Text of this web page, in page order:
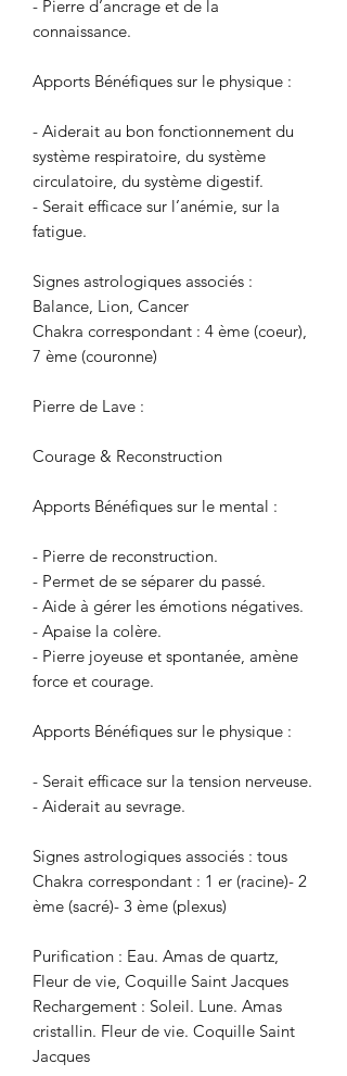
- Pierre d’ancrage et de la
connaissance.
Apports Bénéfiques sur le physique :
- Aiderait au bon fonctionnement du
système respiratoire, du système
circulatoire, du système digestif.
- Serait efficace sur l’anémie, sur la
fatigue.
Signes astrologiques associés :
Balance, Lion, Cancer
Chakra correspondant : 4 ème (coeur),
7 ème (couronne)
Pierre de Lave :
Courage & Reconstruction
Apports Bénéfiques sur le mental :
- Pierre de reconstruction.
- Permet de se séparer du passé.
- Aide à gérer les émotions négatives.
- Apaise la colère.
- Pierre joyeuse et spontanée, amène
force et courage.
Apports Bénéfiques sur le physique :
- Serait efficace sur la tension nerveuse.
- Aiderait au sevrage.
Signes astrologiques associés : tous
Chakra correspondant : 1 er (racine)- 2
ème (sacré)- 3 ème (plexus)
Purification : Eau. Amas de quartz,
Fleur de vie, Coquille Saint Jacques
Rechargement : Soleil. Lune. Amas
cristallin. Fleur de vie. Coquille Saint
Jacques